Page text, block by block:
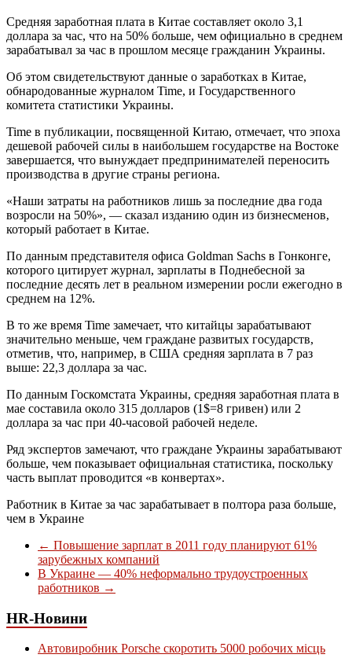
Средняя заработная плата в Китае составляет около 3,1
доллара за час, что на 50% больше, чем официально в среднем
зарабатывал за час в прошлом месяце гражданин Украины.
Об этом свидетельствуют данные о заработках в Китае,
обнародованные журналом Time, и Государственного
комитета статистики Украины.
Time в публикации, посвященной Китаю, отмечает, что эпоха
дешевой рабочей силы в наибольшем государстве на Востоке
завершается, что вынуждает предпринимателей переносить
производства в другие страны региона.
«Наши затраты на работников лишь за последние два года
возросли на 50%», — сказал изданию один из бизнесменов,
который работает в Китае.
По данным представителя офиса Goldman Sachs в Гонконге,
которого цитирует журнал, зарплаты в Поднебесной за
последние десять лет в реальном измерении росли ежегодно в
среднем на 12%.
В то же время Time замечает, что китайцы зарабатывают
значительно меньше, чем граждане развитых государств,
отметив, что, например, в США средняя зарплата в 7 раз
выше: 22,3 доллара за час.
По данным Госкомстата Украины, средняя заработная плата в
мае составила около 315 долларов (1$=8 гривен) или 2
доллара за час при 40-часовой рабочей неделе.
Ряд экспертов замечают, что граждане Украины зарабатывают
больше, чем показывает официальная статистика, поскольку
часть выплат проводится «в конвертах».
Работник в Китае за час зарабатывает в полтора раза больше,
чем в Украине
← Повышение зарплат в 2011 году планируют 61%
зарубежных компаний
В Украине — 40% неформально трудоустроенных
работников →
HR-Новини
Автовиробник Porsche скоротить 5000 робочих місць